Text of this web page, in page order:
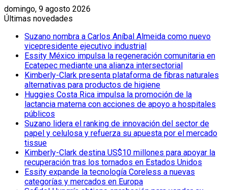
domingo, 9 agosto 2026
Últimas novedades
Suzano nombra a Carlos Aníbal Almeida como nuevo
vicepresidente ejecutivo industrial
Essity México impulsa la regeneración comunitaria en
Ecatepec mediante una alianza intersectorial
Kimberly-Clark presenta plataforma de fibras naturales
alternativas para productos de higiene
Huggies Costa Rica impulsa la promoción de la
lactancia materna con acciones de apoyo a hospitales
públicos
Suzano lidera el ranking de innovación del sector de
papel y celulosa y refuerza su apuesta por el mercado
tissue
Kimberly-Clark destina US$10 millones para apoyar la
recuperación tras los tornados en Estados Unidos
Essity expande la tecnología Coreless a nuevas
categorías y mercados en Europa